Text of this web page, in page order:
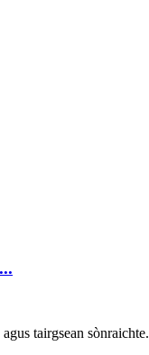
tairgsean sònraichte.